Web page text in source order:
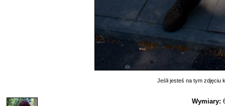
Jeśli jesteś na tym zdjęciu
Wymiary: